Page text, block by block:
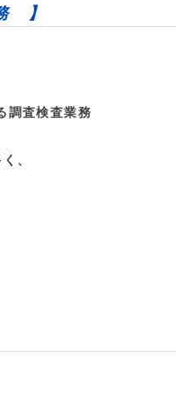
】
調査検査業務
、